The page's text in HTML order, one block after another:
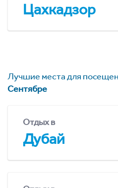
Цахкадзор
Лучшие места для
Сентябре
Отдых в
Дубай